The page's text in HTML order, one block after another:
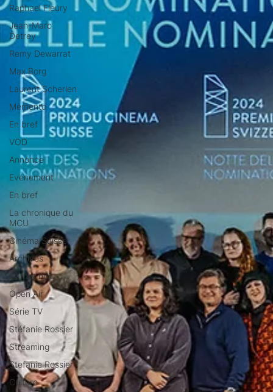
Raphael Fleury
Jean-Marc
Detrey
Remy Dewarrat
Max Borg
Laurent Scherlen
Memento
En bref
VOD
Annonce
Evénement
En bref
La chronique du
MCU
Cinéma Suisse
Archives
Carnet noir
Open Air
Série TV
Stéfanie Rossier
Streaming
Stefanie Rossier
Culture